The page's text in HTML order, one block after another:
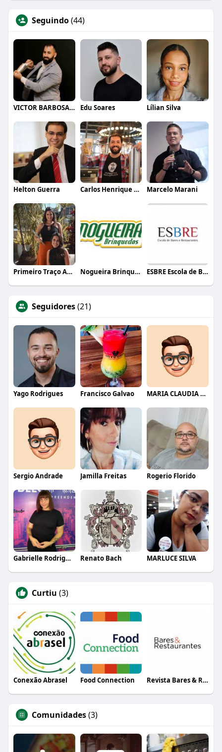
Seguindo(44)
VICTOR BARBOSA QUARANTA Edu Soares Lílian Silva
Helton Guerra Carlos Henrique de Faria Vasconcelos Marcelo Marani
Primeiro Traço Arquitetura Nogueira Brinquedos ESBRE Escola de Bares e Restaurantes
Seguidores(21)
Yago Rodrigues Francisco Galvao MARIA CLAUDIA FURUKAWA
Sergio Andrade Jamilla Freitas Rogerio Florido
Gabrielle Rodrigues Renato Bach MARLUCE SILVA
Curtiu (3)
Conexão Abrasel Food Connection Revista Bares & Restaurantes
Comunidades(3)